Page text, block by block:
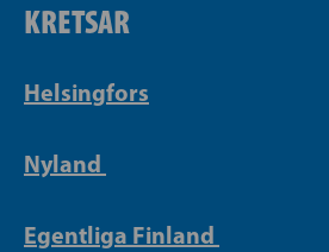
KRETSAR
Helsingfors
Nyland
Egentliga Finland